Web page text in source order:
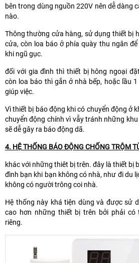
bên trong dùng nguồn 220V nên dễ dàng
nào.
Thông thường cửa hàng, sử dụng thiết bị
cửa, còn loa báo ở phía quày thu ngân
khi ngũ gục.
đối với gia đình thì thiết bị hông ngoại
còn loa báo thì gắn ở nhà bếp, hoặc lầu
giúp việc.
Vì thiết bị báo động khi có chuyển động ở
chuyển động chính vì vẫy tránh những
sẽ dễ gây ra báo động dã.
4. HỆ THỐNG BÁO ĐỘNG CHỐNG TRỘM
khác với những thiêt bị trên. đây là thiết bị
đình bạn khi bạn không có nhà, như đi du
không có người trông coi nhà.
Hệ thống này khá tiện dùng và được sử
cao hơn những thiết bị trên bởi phải có
riêng.